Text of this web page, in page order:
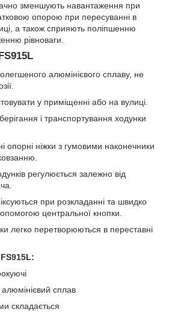
зменшують навантаження при
опорою при пересуванні в
а також сприяють поліпшенню
рівноваги.
алюмінієвого сплаву, не
у приміщенні або на вулиці.
і транспортування ходунки
опорні ніжки з гумовими наконечники
регулюється залежно від
при розкладанні та швидко
центральної кнопки.
легко перетворюються в переставні
сплав
складається